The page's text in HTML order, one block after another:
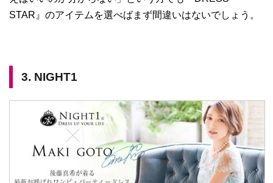
STAR』のアイテムを選べばまず間違いはないでしょう。
3. NIGHT1